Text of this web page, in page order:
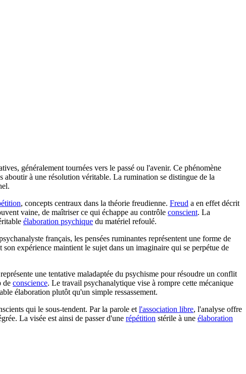
généralement tournées vers le passé ou l'avenir. Ce phénomène
aboutir à une résolution véritable. La rumination se distingue de la
, concepts centraux dans la théorie freudienne. Freud a en effet décrit
vaine, de maîtriser ce qui échappe au contrôle conscient. La
élaboration psychique du matériel refoulé.
français, les pensées ruminantes représentent une forme de
expérience maintient le sujet dans un imaginaire qui se perpétue de
une tentative maladaptée du psychisme pour résoudre un conflit
de conscience. Le travail psychanalytique vise à rompre cette mécanique
élaboration plutôt qu'un simple ressassement.
qui le sous-tendent. Par la parole et l'association libre, l'analyse offre
La visée est ainsi de passer d'une répétition stérile à une élaboration